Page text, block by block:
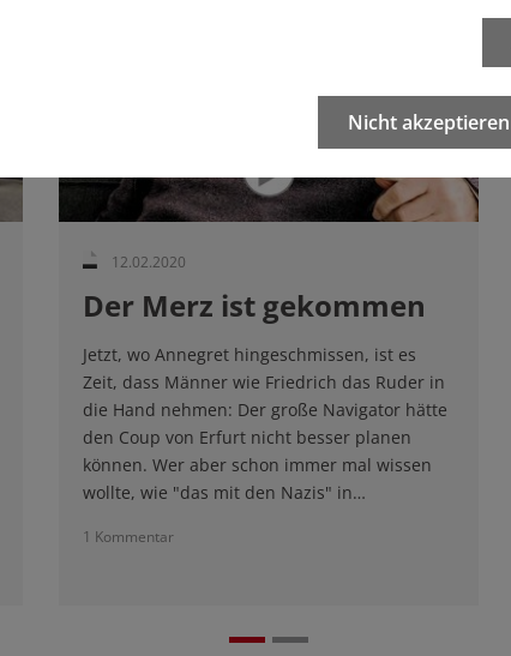
12.02.2020
Der Merz ist gekommen
Jetzt, wo Annegret hingeschmissen, ist es
Zeit, dass Männer wie Friedrich das Ruder in
die Hand nehmen: Der große Navigator hätte
den Coup von Erfurt nicht besser planen
können. Wer aber schon immer mal wissen
wollte, wie "das mit den Nazis" in…
1 Kommentar
Nicht akzeptieren